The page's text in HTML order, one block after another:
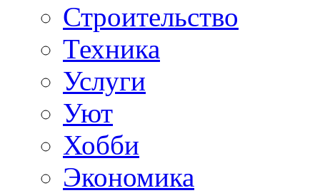
Строительство
Техника
Услуги
Уют
Хобби
Экономика